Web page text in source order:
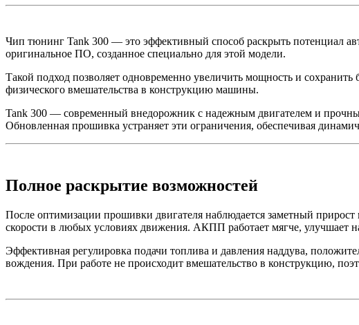
Чип тюнинг Tank 300 — это эффективный способ раскрыть
оригинальное ПО, созданное специально для этой модели.
Такой подход позволяет одновременно увеличить мощность и
физического вмешательства в конструкцию машины.
Tank 300 — современный внедорожник с надежным двигателем и
Обновленная прошивка устраняет эти ограничения, обеспечивая
Полное раскрытие возможностей
После оптимизации прошивки двигателя наблюдается заметный
скорости в любых условиях движения. АКПП работает мягче, улучшает
Эффективная регулировка подачи топлива и давления наддува,
вождения. При работе не происходит вмешательство в конструкцию,